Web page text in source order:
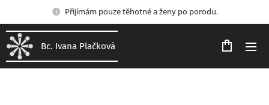
Přijímám pouze těhotné a ženy po porodu.
Bc. Ivana Plačková